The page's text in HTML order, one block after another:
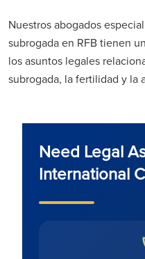
Nuestros abogados
subrogada en RFB tienen
los asuntos legales
subrogada, la fertilidad y la
Need Legal
International